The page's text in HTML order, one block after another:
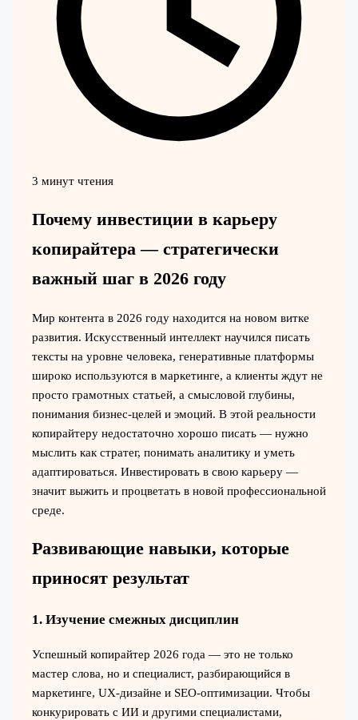
3 минут чтения
Почему инвестиции в карьеру
копирайтера — стратегически
важный шаг в 2026 году
Мир контента в 2026 году находится на новом витке
развития. Искусственный интеллект научился писать
тексты на уровне человека, генеративные платформы
широко используются в маркетинге, а клиенты ждут не
просто грамотных статьей, а смысловой глубины,
понимания бизнес-целей и эмоций. В этой реальности
копирайтеру недостаточно хорошо писать — нужно
мыслить как стратег, понимать аналитику и уметь
адаптироваться. Инвестировать в свою карьеру —
значит выжить и процветать в новой профессиональной
среде.
Развивающие навыки, которые
приносят результат
1. Изучение смежных дисциплин
Успешный копирайтер 2026 года — это не только
мастер слова, но и специалист, разбирающийся в
маркетинге, UX-дизайне и SEO-оптимизации. Чтобы
конкурировать с ИИ и другими специалистами,